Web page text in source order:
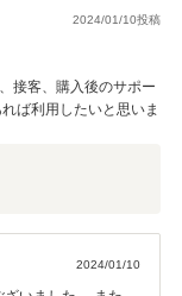
2024/01/10投稿
接客、購入後のサポー
ば利用したいと思いま
2024/01/10